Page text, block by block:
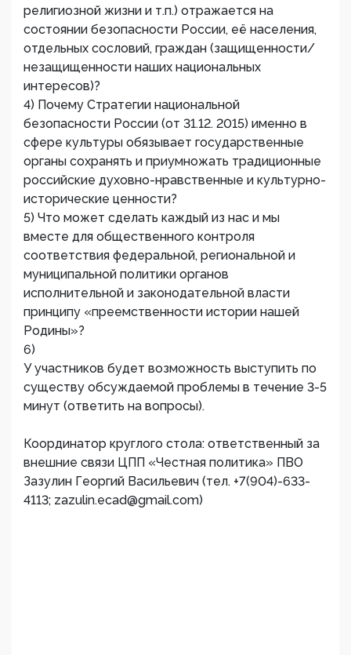
религиозной жизни и т.п.) отражается на
состоянии безопасности России, её населения,
отдельных сословий, граждан (защищенности/
незащищенности наших национальных
интересов)?
4) Почему Стратегии национальной
безопасности России (от 31.12. 2015) именно в
сфере культуры обязывает государственные
органы сохранять и приумножать традиционные
российские духовно-нравственные и культурно-
исторические ценности?
5) Что может сделать каждый из нас и мы
вместе для общественного контроля
соответствия федеральной, региональной и
муниципальной политики органов
исполнительной и законодательной власти
принципу «преемственности истории нашей
Родины»?
6)
У участников будет возможность выступить по
существу обсуждаемой проблемы в течение 3-5
минут (ответить на вопросы).
Координатор круглого стола: ответственный за
внешние связи ЦПП «Честная политика» ПВО
Зазулин Георгий Васильевич (тел. +7(904)-633-
4113; zazulin.ecad@gmail.com)